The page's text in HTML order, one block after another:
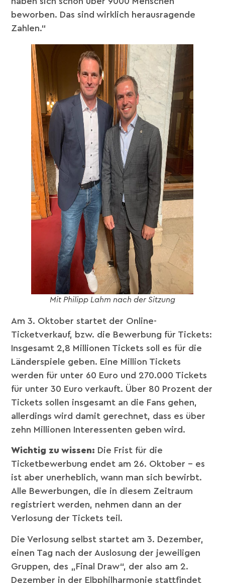
beworben. Das sind wirklich herausragende
Zahlen.“
Mit Philipp Lahm nach der Sitzung
Am 3. Oktober startet der Online-
Ticketverkauf, bzw. die Bewerbung für Tickets:
Insgesamt 2,8 Millionen Tickets soll es für die
Länderspiele geben. Eine Million Tickets
werden für unter 60 Euro und 270.000 Tickets
für unter 30 Euro verkauft. Über 80 Prozent der
Tickets sollen insgesamt an die Fans gehen,
allerdings wird damit gerechnet, dass es über
zehn Millionen Interessenten geben wird.
Wichtig zu wissen: Die Frist für die
Ticketbewerbung endet am 26. Oktober – es
ist aber unerheblich, wann man sich bewirbt.
Alle Bewerbungen, die in diesem Zeitraum
registriert werden, nehmen dann an der
Verlosung der Tickets teil.
Die Verlosung selbst startet am 3. Dezember,
einen Tag nach der Auslosung der jeweiligen
Gruppen, des „Final Draw“, der also am 2.
Dezember in der Elbphilharmonie stattfindet